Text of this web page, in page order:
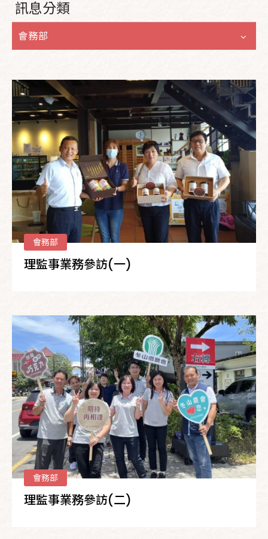
訊息分類
會務部
會務部
理監事業務參訪(一)
會務部
理監事業務參訪(二)